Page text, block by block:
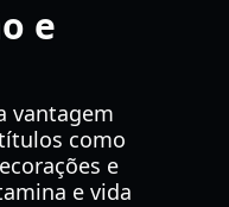
e
vantagem
como
e
e vida